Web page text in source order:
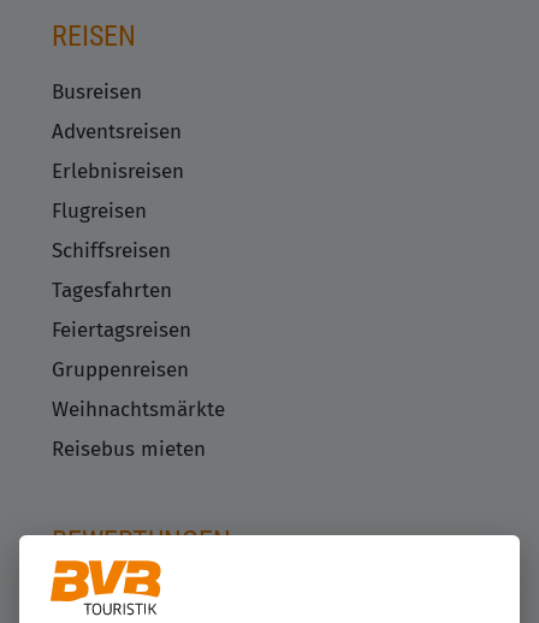
REISEN
Busreisen
Adventsreisen
Erlebnisreisen
Flugreisen
Schiffsreisen
Tagesfahrten
Feiertagsreisen
Gruppenreisen
Weihnachtsmärkte
Reisebus mieten
BEWERTUNGEN